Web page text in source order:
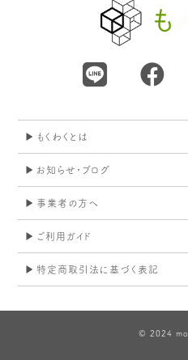
もくわくとは
お知らせ・ブログ
事業者の方へ
ご利用ガイド
特定商取引法に基づく表記
© 2024